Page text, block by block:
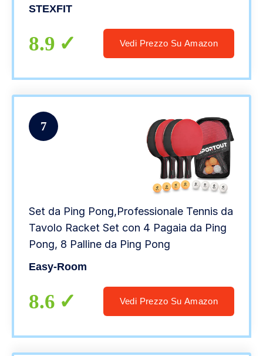
a Doppia Faccia + 3 Palline Ping Pong
STEXFIT
8.9 Vedi Prezzo Su Amazon
7
Set da Ping Pong,Professionale Tennis da
Tavolo Racket Set con 4 Pagaia da Ping
Pong, 8 Palline da Ping Pong
Easy-Room
8.6 Vedi Prezzo Su Amazon